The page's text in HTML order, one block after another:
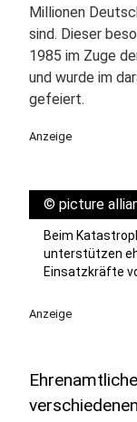
Millionen
sind. Dieser
1985 im Zuge
und wurde im
gefeiert.
Anzeige
© picture
Beim
unterstützen
Einsatzkräfte
Anzeige